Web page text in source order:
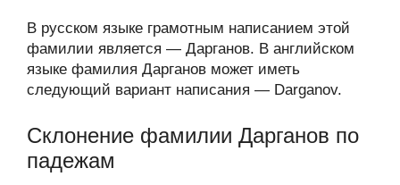
В русском языке грамотным написанием этой
фамилии является — Дарганов. В английском
языке фамилия Дарганов может иметь
следующий вариант написания — Darganov.
Склонение фамилии Дарганов по
падежам